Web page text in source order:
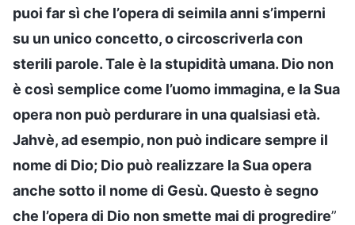
puoi far sì che l’opera di seimila anni s’imperni
su un unico concetto, o circoscriverla con
sterili parole. Tale è la stupidità umana. Dio non
è così semplice come l’uomo immagina, e la Sua
opera non può perdurare in una qualsiasi età.
Jahvè, ad esempio, non può indicare sempre il
nome di Dio; Dio può realizzare la Sua opera
anche sotto il nome di Gesù. Questo è segno
che l’opera di Dio non smette mai di progredire”